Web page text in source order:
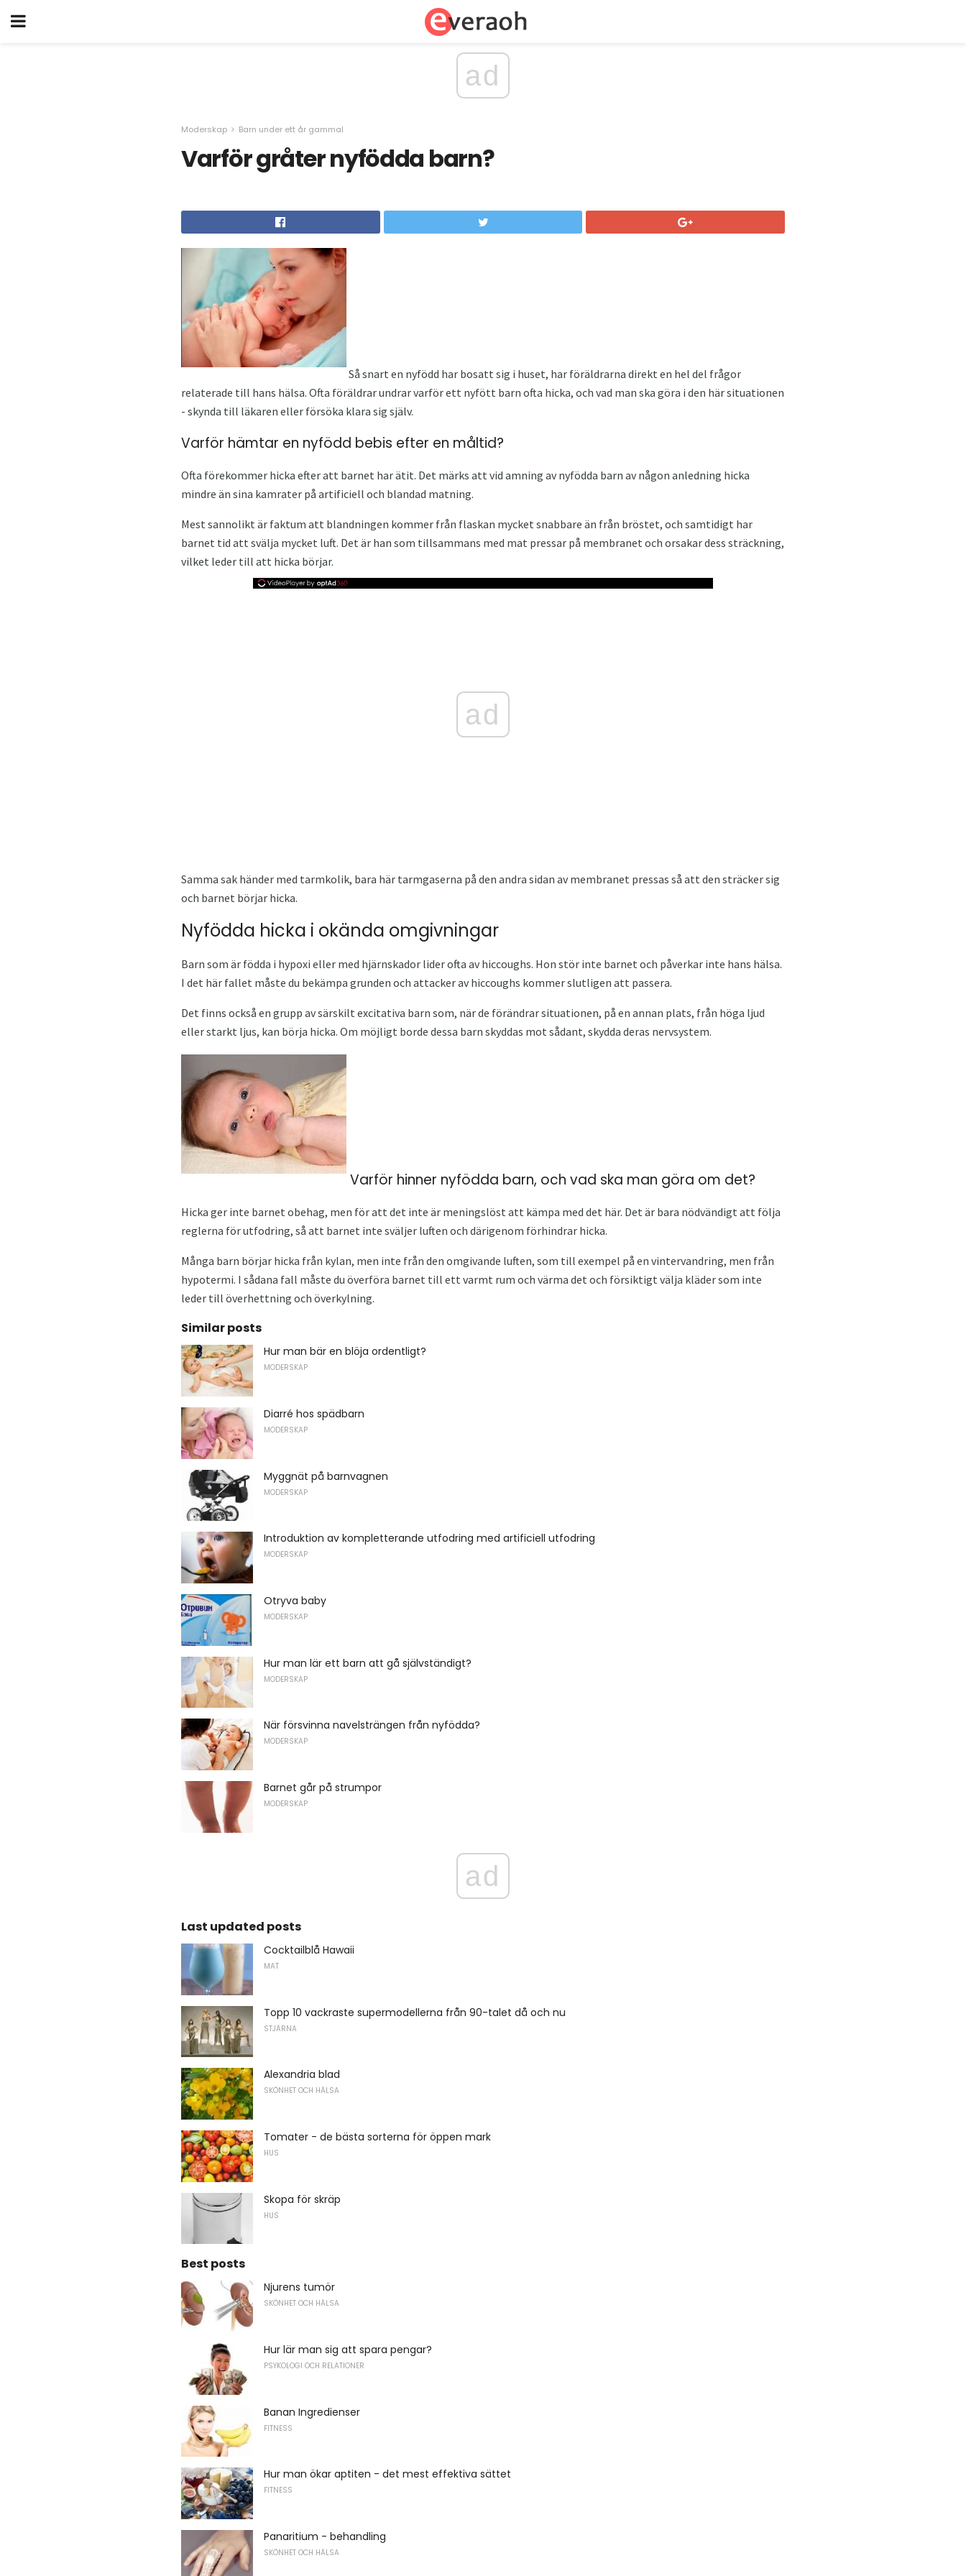
ad
Moderskap Barn under ett år gammal
Varför gråter nyfödda barn?
Så snart en nyfödd har bosatt sig i huset, har föräldrarna direkt en hel del frågor
relaterade till hans hälsa. Ofta föräldrar undrar varför ett nyfött barn ofta hicka, och vad man ska göra i den här situationen
- skynda till läkaren eller försöka klara sig själv.
Varför hämtar en nyfödd bebis efter en måltid?
Ofta förekommer hicka efter att barnet har ätit. Det märks att vid amning av nyfödda barn av någon anledning hicka
mindre än sina kamrater på artificiell och blandad matning.
Mest sannolikt är faktum att blandningen kommer från flaskan mycket snabbare än från bröstet, och samtidigt har
barnet tid att svälja mycket luft. Det är han som tillsammans med mat pressar på membranet och orsakar dess sträckning,
vilket leder till att hicka börjar.
ad
Samma sak händer med tarmkolik, bara här tarmgaserna på den andra sidan av membranet pressas så att den sträcker sig
och barnet börjar hicka.
Nyfödda hicka i okända omgivningar
Barn som är födda i hypoxi eller med hjärnskador lider ofta av hiccoughs. Hon stör inte barnet och påverkar inte hans hälsa.
I det här fallet måste du bekämpa grunden och attacker av hiccoughs kommer slutligen att passera.
Det finns också en grupp av särskilt excitativa barn som, när de förändrar situationen, på en annan plats, från höga ljud
eller starkt ljus, kan börja hicka. Om möjligt borde dessa barn skyddas mot sådant, skydda deras nervsystem.
Varför hinner nyfödda barn, och vad ska man göra om det?
Hicka ger inte barnet obehag, men för att det inte är meningslöst att kämpa med det här. Det är bara nödvändigt att följa
reglerna för utfodring, så att barnet inte sväljer luften och därigenom förhindrar hicka.
Många barn börjar hicka från kylan, men inte från den omgivande luften, som till exempel på en vintervandring, men från
hypotermi. I sådana fall måste du överföra barnet till ett varmt rum och värma det och försiktigt välja kläder som inte
leder till överhettning och överkylning.
Similar posts
Hur man bär en blöja ordentligt?
MODERSKAP
Diarré hos spädbarn
MODERSKAP
Myggnät på barnvagnen
MODERSKAP
Introduktion av kompletterande utfodring med artificiell utfodring
MODERSKAP
Otryva baby
MODERSKAP
Hur man lär ett barn att gå självständigt?
MODERSKAP
När försvinna navelsträngen från nyfödda?
MODERSKAP
Barnet går på strumpor
MODERSKAP
ad
Last updated posts
Cocktailblå Hawaii
MAT
Topp 10 vackraste supermodellerna från 90-talet då och nu
STJÄRNA
Alexandria blad
SKÖNHET OCH HÄLSA
Tomater - de bästa sorterna för öppen mark
HUS
Skopa för skräp
HUS
Best posts
Njurens tumör
SKÖNHET OCH HÄLSA
Hur lär man sig att spara pengar?
PSYKOLOGI OCH RELATIONER
Banan Ingredienser
FITNESS
Hur man ökar aptiten - det mest effektiva sättet
FITNESS
Panaritium - behandling
SKÖNHET OCH HÄLSA